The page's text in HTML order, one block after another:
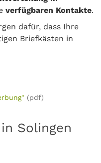
verfügbaren Kontakte.
dafür, dass Ihre
Briefkästen in
(pdf)
Solingen